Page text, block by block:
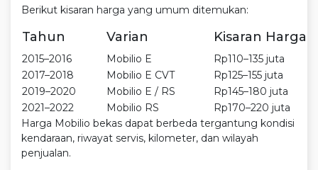
Berikut kisaran harga yang umum ditemukan:
Tahun Varian Kisaran Harga
2015–2016 Mobilio E
Rp110–135 juta
2017–2018
Mobilio E CVT
Rp125–155 juta
2019–2020
Mobilio E / RS
Rp145–180 juta
2021–2022
Mobilio RS
Rp170–220 juta
Harga Mobilio bekas dapat berbeda tergantung kondisi
kendaraan, riwayat servis, kilometer, dan wilayah
penjualan.